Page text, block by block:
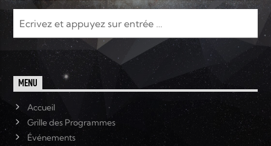
MENU
Accueil
Grille des Programmes
Événements